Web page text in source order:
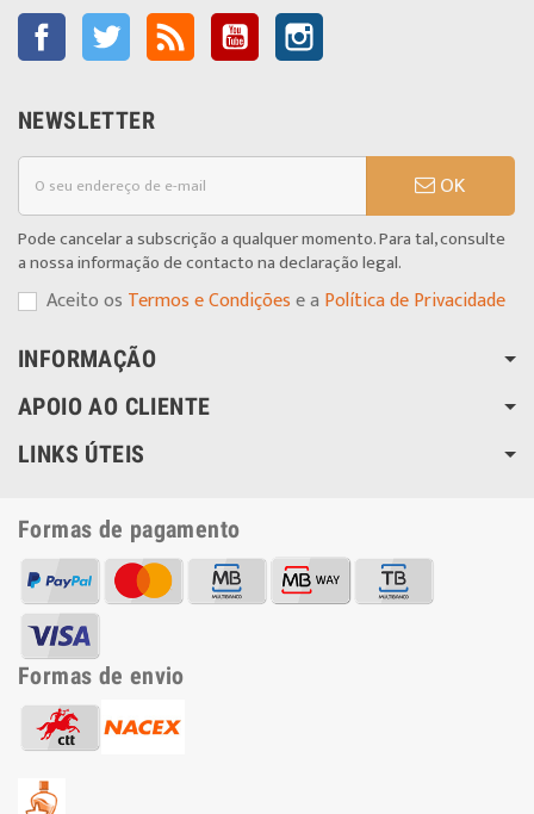
Facebook Twitter Rss YouTube
NEWSLETTER
OK
Pode cancelar a subscrição a qualquer momento. Para tal, consulte
a nossa informação de contacto na declaração legal.
Aceito os Termos e Condiçõese a Política de Privacidade
INFORMAÇÃO
APOIO AO CLIENTE
LINKS ÚTEIS
Formas de pagamento
Formas de envio